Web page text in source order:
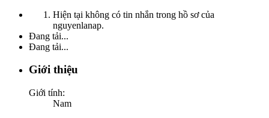
Hiện tại không có tin nhắn trong hồ sơ của
nguyenlanap.
Đang tải...
Đang tải...
Giới thiệu
Giới tính:
Nam